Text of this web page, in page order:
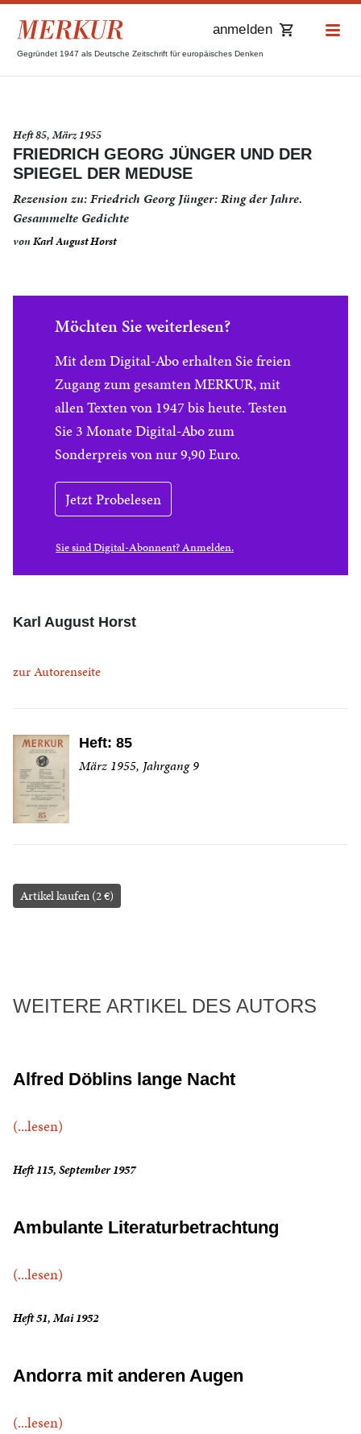
Gegründet 1947 als Deutsche Zeitschrift für europäisches Denken
anmelden
Heft 85, März 1955
FRIEDRICH GEORG JÜNGER UND DER
SPIEGEL DER MEDUSE
Rezension zu: Friedrich Georg Jünger: Ring der Jahre.
Gesammelte Gedichte
vonKarl August Horst
Möchten Sie weiterlesen?
Mit dem Digital-Abo erhalten Sie freien
Zugang zum gesamten MERKUR, mit
allen Texten von 1947 bis heute. Testen
Sie 3 Monate Digital-Abo zum
Sonderpreis von nur 9,90 Euro.
Jetzt Probelesen
Sie sind Digital-Abonnent? Anmelden.
Karl August Horst
zur Autorenseite
Heft: 85
März 1955, Jahrgang 9
Artikel kaufen (2 €)
WEITERE ARTIKEL DES AUTORS
Alfred Döblins lange Nacht
(...lesen)
Heft 115, September 1957
Ambulante Literaturbetrachtung
(...lesen)
Heft 51, Mai 1952
Andorra mit anderen Augen
(...lesen)